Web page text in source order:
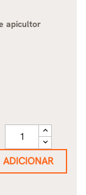
apicultor
ADICIONAR